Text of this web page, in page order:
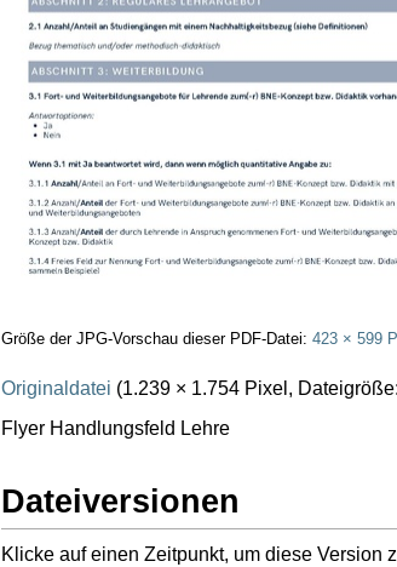
Größe der JPG-Vorschau dieser PDF-Datei: 423 × 599
Originaldatei (1.239 × 1.754 Pixel,
Flyer Handlungsfeld Lehre
Dateiversionen
Klicke auf einen Zeitpunkt, um diese Version